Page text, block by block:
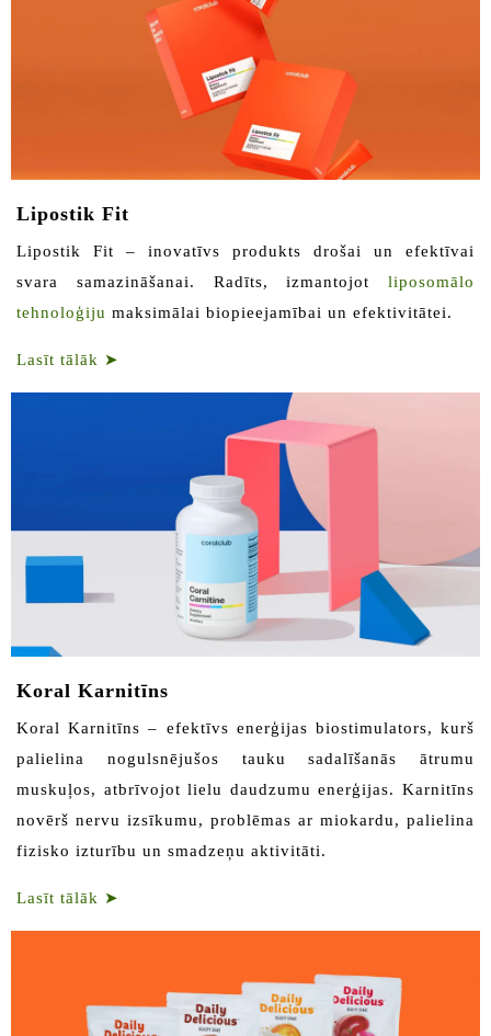
Lipostik Fit
Lipostik Fit – inovatīvs produkts drošai un efektīvai
svara samazināšanai. Radīts, izmantojot liposomālo
tehnoloģiju maksimālai biopieejamībai un efektivitātei.
Lasīt tālāk ➤
Koral Karnitīns
Koral Karnitīns – efektīvs enerģijas biostimulators, kurš
palielina nogulsnējušos tauku sadalīšanās ātrumu
muskuļos, atbrīvojot lielu daudzumu enerģijas. Karnitīns
novērš nervu izsīkumu, problēmas ar miokardu, palielina
fizisko izturību un smadzeņu aktivitāti.
Lasīt tālāk ➤